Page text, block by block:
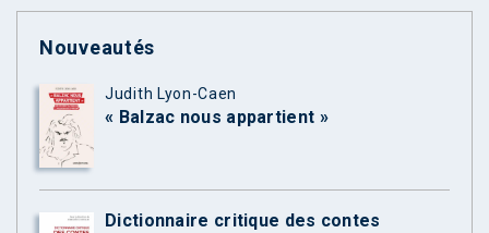
Nouveautés
Judith Lyon-Caen
« Balzac nous appartient »
Dictionnaire critique des contes